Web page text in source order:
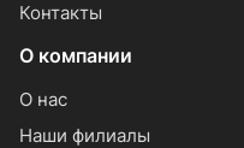
Контакты
О компании
О нас
Наши филиалы